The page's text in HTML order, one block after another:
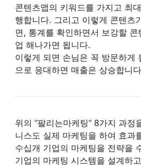
콘텐츠맵의 키워드를 가지고 최
행합니다. 그리고 이렇게 콘텐츠
면, 통계를 확인하면서 보강할
업 해나가면 됩니다.
이렇게 되면 손님은 꼭 방문하게
으로 응대하면 매출은 상승합니
위의 “팔리는마케팅” 8가지 과정
니스도 실제 마케팅을 하여 효과
수십개 기업의 마케팅을 전략을
기업의 마케팅 시스템을 설계하